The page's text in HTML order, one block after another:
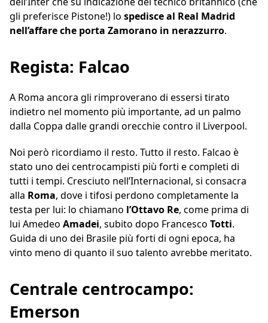
gli preferisce Pistone!) lo spedisce al Real Madrid
nell’affare che porta Zamorano in nerazzurro.
Regista: Falcao
A Roma ancora gli rimproverano di essersi tirato
indietro nel momento più importante, ad un palmo
dalla Coppa dalle grandi orecchie contro il Liverpool.
Noi però ricordiamo il resto. Tutto il resto. Falcao è
stato uno dei centrocampisti più forti e completi di
tutti i tempi. Cresciuto nell’Internacional, si consacra
alla Roma, dove i tifosi perdono completamente la
testa per lui: lo chiamano l’Ottavo Re, come prima di
lui Amedeo Amadei, subito dopo Francesco Totti.
Guida di uno dei Brasile più forti di ogni epoca, ha
vinto meno di quanto il suo talento avrebbe meritato.
Centrale centrocampo:
Emerson